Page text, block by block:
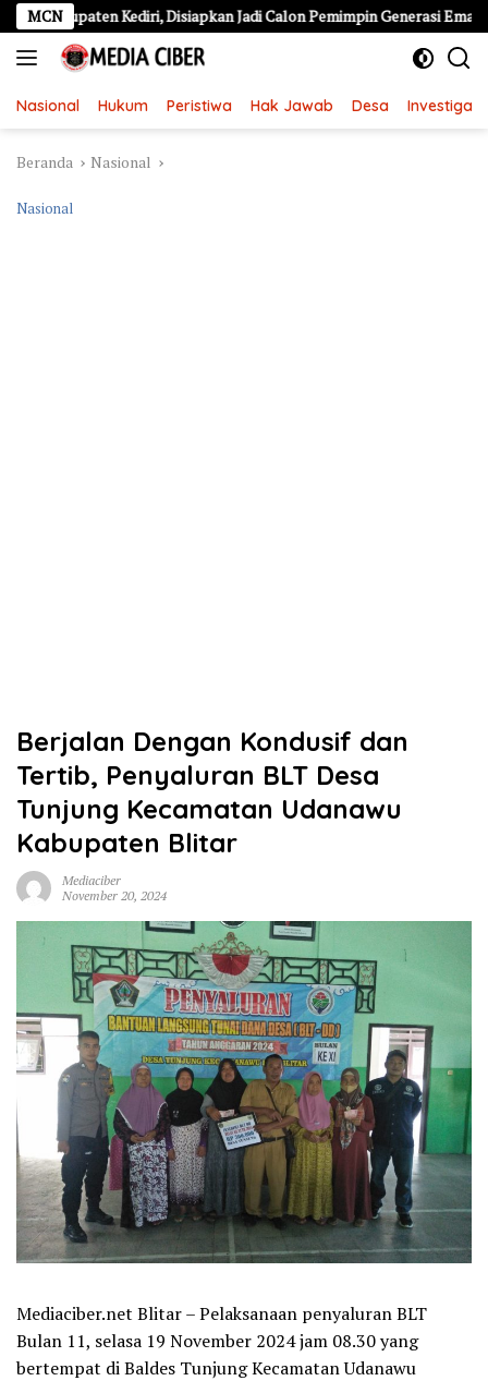
Langsung
ke
konten
MCN
Kediri, Disiapkan Jadi Calon Pemimpin Generasi Emas 77
Nasional Hukum Peristiwa Hak Jawab Desa Investigasi
Beranda Nasional
Nasional
Berjalan Dengan Kondusif dan
Tertib, Penyaluran BLT Desa
Tunjung Kecamatan Udanawu
Kabupaten Blitar
Mediaciber
November 20, 2024
Mediaciber.net Blitar – Pelaksanaan penyaluran BLT
Bulan 11, selasa 19 November 2024 jam 08.30 yang
bertempat di Baldes Tunjung Kecamatan Udanawu